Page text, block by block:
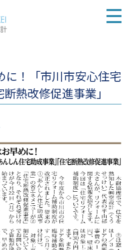
！「市川市安心住宅
熱改修促進事業」